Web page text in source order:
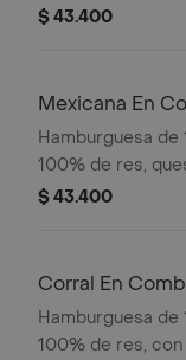
mozzarella,
pet
$ 43.400
Mexicana En
Hamburguesa de
100% de res,
guacamole, fríjol
bebida pet
$ 43.400
Corral En
Hamburguesa de
100% de res,